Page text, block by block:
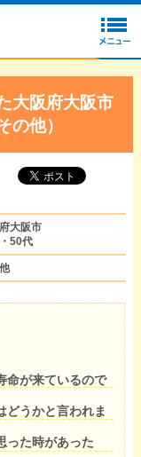
大阪府大阪市
の他）
大阪市
50代
命が来ているので
どうかと言われま
った時があった